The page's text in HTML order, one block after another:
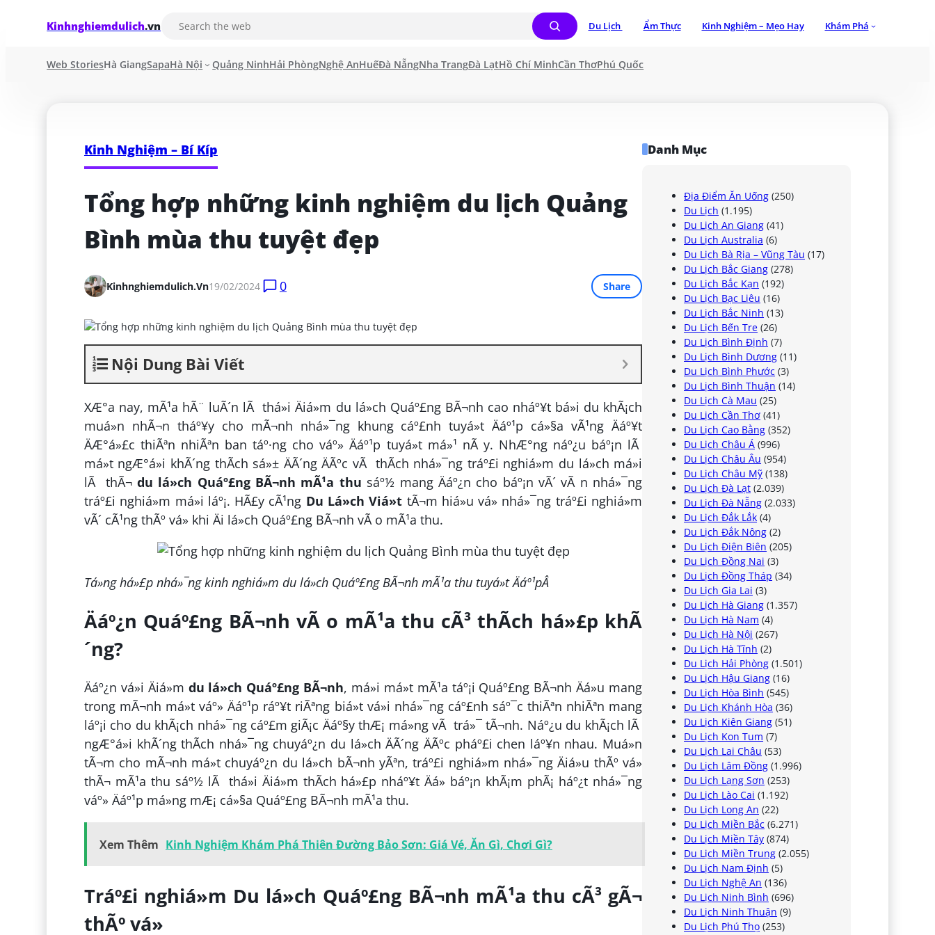
Kinhnghiemdulich.vn Du Lịch Ẩm Thực Kinh Nghiệm – Mẹo Hay Khám Phá
Web StoriesHà GiangSapaHà Nội Quảng NinhHải PhòngNghệ AnHuếĐà NẵngNha TrangĐà LạtHồ Chí MinhCần ThơPhú Quốc
Kinh Nghiệm – Bí Kíp
Tổng hợp những kinh nghiệm du lịch Quảng
Bình mùa thu tuyệt đẹp
Kinhnghiemdulich.vn19/02/2024 0 Share
Nội Dung Bài Viết
XÆ°a nay, mÃ¹a hÃ¨ luÃ´n lÃ thá»i Äiá»m du lá»ch Quáº£ng BÃ¬nh cao nháº¥t bá»i du khÃ¡ch
muá»n nhÃ¬n tháº¥y cho mÃ¬nh nhá»¯ng khung cáº£nh tuyá»t Äáº¹p cá»§a vÃ¹ng Äáº¥t
ÄÆ°á»£c thiÃªn nhiÃªn ban táº·ng cho váº» Äáº¹p tuyá»t má»¹ nÃ y. NhÆ°ng náº¿u báº¡n lÃ
má»t ngÆ°á»i khÃ´ng thÃ­ch sá»± ÄÃ´ng ÄÃºc vÃ thÃ­ch nhá»¯ng tráº£i nghiá»m du lá»ch má»i
lÃ thÃ¬du lá»ch Quáº£ng BÃ¬nh mÃ¹a thu sáº½ mang Äáº¿n cho báº¡n vÃ´ vÃ n nhá»¯ng
tráº£i nghiá»m má»i láº¡. HÃ£y cÃ¹ng Du Lá»ch Viá»t tÃ¬m hiá»u vá» nhá»¯ng tráº£i nghiá»m
vÃ´ cÃ¹ng thÃº vá» khi Äi lá»ch Quáº£ng BÃ¬nh vÃ o mÃ¹a thu.
Tá»ng há»£p nhá»¯ng kinh nghiá»m du lá»ch Quáº£ng BÃ¬nh mÃ¹a thu tuyá»t Äáº¹pÂ
Äáº¿n Quáº£ng BÃ¬nh vÃ o mÃ¹a thu cÃ³ thÃ­ch há»£p khÃ
´ng?
Äáº¿n vá»i Äiá»m du lá»ch Quáº£ng BÃ¬nh, má»i má»t mÃ¹a táº¡i Quáº£ng BÃ¬nh Äá»u mang
trong mÃ¬nh má»t váº» Äáº¹p ráº¥t riÃªng biá»t vá»i nhá»¯ng cáº£nh sáº¯c thiÃªn nhiÃªn mang
láº¡i cho du khÃ¡ch nhá»¯ng cáº£m giÃ¡c Äáº§y thÆ¡ má»ng vÃ trá»¯ tÃ¬nh. Náº¿u du khÃ¡ch lÃ
ngÆ°á»i khÃ´ng thÃ­ch nhá»¯ng chuyáº¿n du lá»ch ÄÃ´ng ÄÃºc pháº£i chen láº¥n nhau. Muá»n
tÃ¬m cho mÃ¬nh má»t chuyáº¿n du lá»ch bÃ¬nh yÃªn, tráº£i nghiá»m nhá»¯ng Äiá»u thÃº vá»
thÃ¬ mÃ¹a thu sáº½ lÃ thá»i Äiá»m thÃ­ch há»£p nháº¥t Äá» báº¡n khÃ¡m phÃ¡ háº¿t nhá»¯ng
váº» Äáº¹p má»ng mÆ¡ cá»§a Quáº£ng BÃ¬nh mÃ¹a thu.
Xem Thêm Kinh Nghiệm Khám Phá Thiên Đường Bảo Sơn: Giá Vé, Ăn Gì, Chơi Gì?
Tráº£i nghiá»m Du lá»ch Quáº£ng BÃ¬nh mÃ¹a thu cÃ³ gÃ¬
thÃº vá»
Danh Mục
Địa Điểm Ăn Uống (250)
Du Lịch (1.195)
Du Lịch An Giang (41)
Du Lịch Australia (6)
Du Lịch Bà Rịa – Vũng Tàu (17)
Du Lịch Bắc Giang (278)
Du Lịch Bắc Kạn (192)
Du Lịch Bạc Liêu (16)
Du Lịch Bắc Ninh (13)
Du Lịch Bến Tre (26)
Du Lịch Bình Định (7)
Du Lịch Bình Dương (11)
Du Lịch Bình Phước (3)
Du Lịch Bình Thuận (14)
Du Lịch Cà Mau (25)
Du Lịch Cần Thơ (41)
Du Lịch Cao Bằng (352)
Du Lịch Châu Á (996)
Du Lịch Châu Âu (954)
Du Lịch Châu Mỹ (138)
Du Lịch Đà Lạt (2.039)
Du Lịch Đà Nẵng (2.033)
Du Lịch Đắk Lắk (4)
Du Lịch Đắk Nông (2)
Du Lịch Điện Biên (205)
Du Lịch Đồng Nai (3)
Du Lịch Đồng Tháp (34)
Du Lịch Gia Lai (3)
Du Lịch Hà Giang (1.357)
Du Lịch Hà Nam (4)
Du Lịch Hà Nội (267)
Du Lịch Hà Tĩnh (2)
Du Lịch Hải Phòng (1.501)
Du Lịch Hậu Giang (16)
Du Lịch Hòa Bình (545)
Du Lịch Khánh Hòa (36)
Du Lịch Kiên Giang (51)
Du Lịch Kon Tum (7)
Du Lịch Lai Châu (53)
Du Lịch Lâm Đồng (1.996)
Du Lịch Lạng Sơn (253)
Du Lịch Lào Cai (1.192)
Du Lịch Long An (22)
Du Lịch Miền Bắc (6.271)
Du Lịch Miền Tây (874)
Du Lịch Miền Trung (2.055)
Du Lịch Nam Định (5)
Du Lịch Nghệ An (136)
Du Lịch Ninh Bình (696)
Du Lịch Ninh Thuận (9)
Du Lịch Phú Thọ (253)